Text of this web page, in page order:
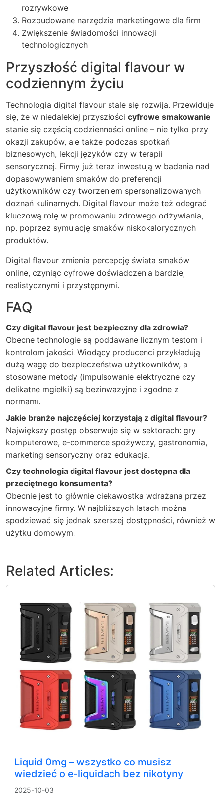
rozrywkowe
Rozbudowane narzędzia marketingowe dla firm
Zwiększenie świadomości innowacji
technologicznych
Przyszłość digital flavour w
codziennym życiu
Technologia digital flavour stale się rozwija. Przewiduje
się, że w niedalekiej przyszłości cyfrowe smakowanie
stanie się częścią codzienności online – nie tylko przy
okazji zakupów, ale także podczas spotkań
biznesowych, lekcji języków czy w terapii
sensorycznej. Firmy już teraz inwestują w badania nad
dopasowywaniem smaków do preferencji
użytkowników czy tworzeniem spersonalizowanych
doznań kulinarnych. Digital flavour może też odegrać
kluczową rolę w promowaniu zdrowego odżywiania,
np. poprzez symulację smaków niskokalorycznych
produktów.
Digital flavour zmienia percepcję świata smaków
online, czyniąc cyfrowe doświadczenia bardziej
realistycznymi i przystępnymi.
FAQ
Czy digital flavour jest bezpieczny dla zdrowia?
Obecne technologie są poddawane licznym testom i
kontrolom jakości. Wiodący producenci przykładują
dużą wagę do bezpieczeństwa użytkowników, a
stosowane metody (impulsowanie elektryczne czy
delikatne mgiełki) są bezinwazyjne i zgodne z
normami.
Jakie branże najczęściej korzystają z digital flavour?
Największy postęp obserwuje się w sektorach: gry
komputerowe, e-commerce spożywczy, gastronomia,
marketing sensoryczny oraz edukacja.
Czy technologia digital flavour jest dostępna dla
przeciętnego konsumenta?
Obecnie jest to głównie ciekawostka wdrażana przez
innowacyjne firmy. W najbliższych latach można
spodziewać się jednak szerszej dostępności, również w
użytku domowym.
Related Articles:
Liquid 0mg – wszystko co musisz
wiedzieć o e-liquidach bez nikotyny
2025-10-03